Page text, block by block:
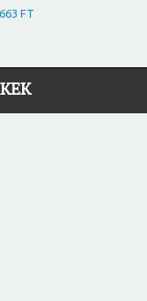
FT